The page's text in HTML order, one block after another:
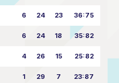
6 24 23 36:75
6 24 18 35:82
4 26 15 25:82
1 29 7 23:87